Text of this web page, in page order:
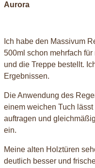
Aurora
Ich habe den Massivum
500ml schon mehrfach
und die Treppe bestellt.
Ergebnissen.
Die Anwendung des
einem weichen Tuch
auftragen und
ein.
Meine alten Holztüren
deutlich besser und